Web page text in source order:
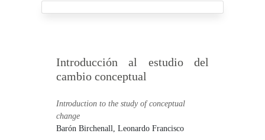
Introducción al estudio del
cambio conceptual
Introduction to the study of conceptual
change
Barón Birchenall, Leonardo Francisco